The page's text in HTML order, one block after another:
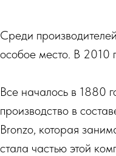
Среди
особое место. В 2010
Все началось в 1880
производство в
Bronzo, которая
стала частью этой